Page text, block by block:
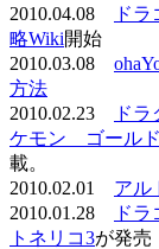
2010.04.08
ド
略Wiki開始
2010.03.08
方法
2010.02.23
ド
ケモン ゴール
載。
2010.02.01 アル
2010.01.28
ド
トネリコ3が発売